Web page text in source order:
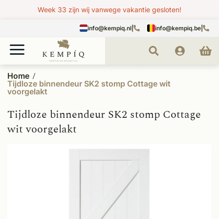
Week 33 zijn wij vanwege vakantie gesloten!
info@kempiq.nl info@kempiq.be
Home
Tijdloze binnendeur SK2 stomp Cottage wit
voorgelakt
Tijdloze binnendeur SK2 stomp Cottage
wit voorgelakt